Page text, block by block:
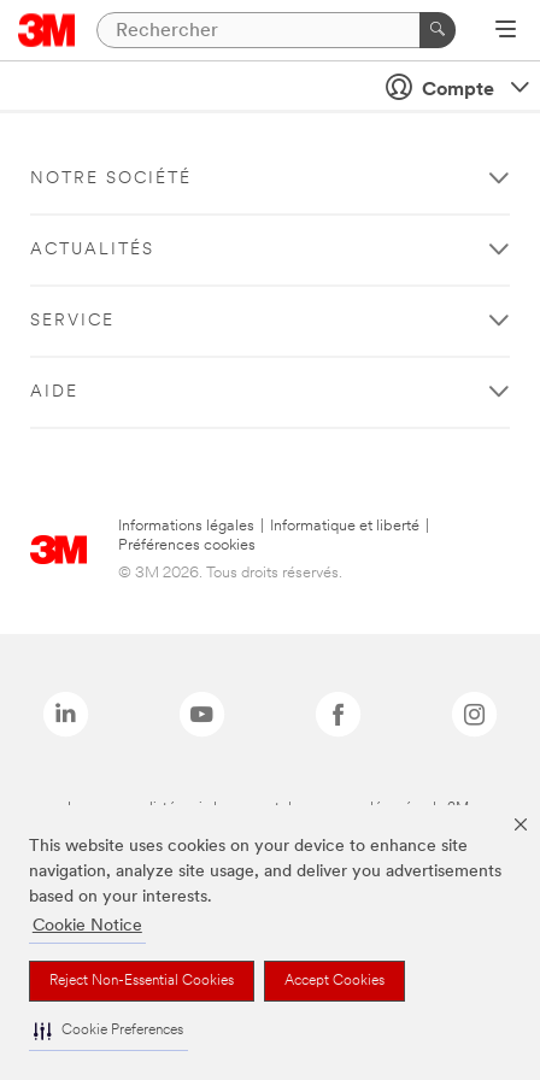
This website uses cookies on your device to enhance site
navigation, analyze site usage, and deliver you advertisements
based on your interests.
Cookie Notice
Reject Non-Essential Cookies Accept Cookies
Cookie Preferences
Compte
NOTRE SOCIÉTÉ
ACTUALITÉS
SERVICE
AIDE
Informations légales Informatique et liberté
Préférences cookies
© 3M 2026. Tous droits réservés.
Les marques listées ci-dessus sont des marques déposées de 3M.